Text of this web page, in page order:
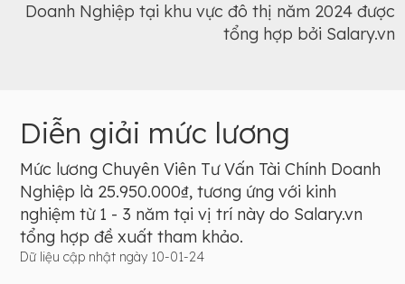
Doanh Nghiệp tại khu vực đô thị năm 2024 được
tổng hợp bởi Salary.vn
Diễn giải mức lương
Mức lương Chuyên Viên Tư Vấn Tài Chính Doanh
Nghiệp là 25.950.000₫, tương ứng với kinh
nghiệm từ 1 - 3 năm tại vị trí này do Salary.vn
tổng hợp đề xuất tham khảo.
Dữ liệu cập nhật ngày 10-01-24